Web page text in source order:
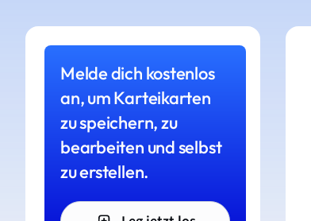
Melde dich kostenlos
an, um Karteikarten
zu speichern, zu
bearbeiten und selbst
zu erstellen.